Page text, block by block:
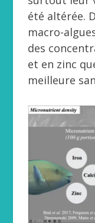
été altérée.
macro-
des
et en zinc
meilleure